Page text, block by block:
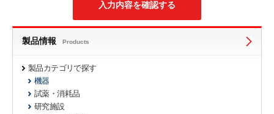
製品情報 Products
製品カテゴリで探す
機器
試薬・消耗品
研究施設